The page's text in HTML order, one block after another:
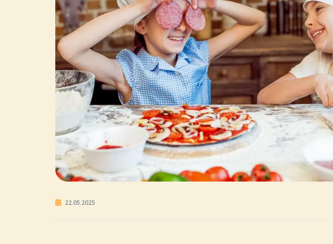
22.05.2025